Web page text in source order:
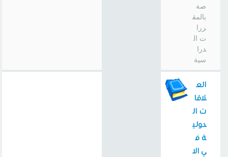
صة
بالمق
ررا
ت ال
درا
سية
الع
لاقا
ت ال
دولي
ة ف
ي الا